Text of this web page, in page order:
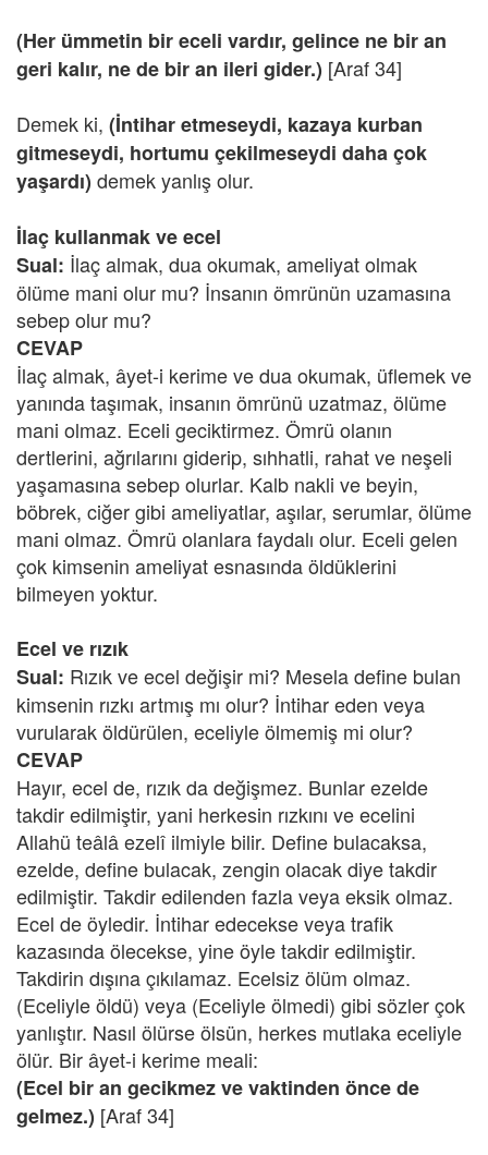
(Her ümmetin bir eceli vardır, gelince ne bir an
geri kalır, ne de bir an ileri gider.) [Araf 34]
Demek ki, (İntihar etmeseydi, kazaya kurban
gitmeseydi, hortumu çekilmeseydi daha çok
yaşardı) demek yanlış olur.
İlaç kullanmak ve ecel
Sual: İlaç almak, dua okumak, ameliyat olmak
ölüme mani olur mu? İnsanın ömrünün uzamasına
sebep olur mu?
CEVAP
İlaç almak, âyet-i kerime ve dua okumak, üflemek ve
yanında taşımak, insanın ömrünü uzatmaz, ölüme
mani olmaz. Eceli geciktirmez. Ömrü olanın
dertlerini, ağrılarını giderip, sıhhatli, rahat ve neşeli
yaşamasına sebep olurlar. Kalb nakli ve beyin,
böbrek, ciğer gibi ameliyatlar, aşılar, serumlar, ölüme
mani olmaz. Ömrü olanlara faydalı olur. Eceli gelen
çok kimsenin ameliyat esnasında öldüklerini
bilmeyen yoktur.
Ecel ve rızık
Sual: Rızık ve ecel değişir mi? Mesela define bulan
kimsenin rızkı artmış mı olur? İntihar eden veya
vurularak öldürülen, eceliyle ölmemiş mi olur?
CEVAP
Hayır, ecel de, rızık da değişmez. Bunlar ezelde
takdir edilmiştir, yani herkesin rızkını ve ecelini
Allahü teâlâ ezelî ilmiyle bilir. Define bulacaksa,
ezelde, define bulacak, zengin olacak diye takdir
edilmiştir. Takdir edilenden fazla veya eksik olmaz.
Ecel de öyledir. İntihar edecekse veya trafik
kazasında ölecekse, yine öyle takdir edilmiştir.
Takdirin dışına çıkılamaz. Ecelsiz ölüm olmaz.
(Eceliyle öldü) veya (Eceliyle ölmedi) gibi sözler çok
yanlıştır. Nasıl ölürse ölsün, herkes mutlaka eceliyle
ölür. Bir âyet-i kerime meali:
(Ecel bir an gecikmez ve vaktinden önce de
gelmez.) [Araf 34]